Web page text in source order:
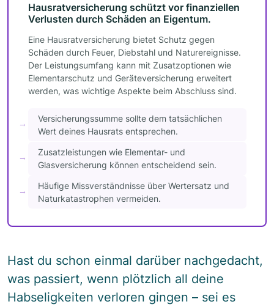
Hausratversicherung schützt vor finanziellen
Verlusten durch Schäden an Eigentum.
Eine Hausratversicherung bietet Schutz gegen
Schäden durch Feuer, Diebstahl und Naturereignisse.
Der Leistungsumfang kann mit Zusatzoptionen wie
Elementarschutz und Geräteversicherung erweitert
werden, was wichtige Aspekte beim Abschluss sind.
Versicherungssumme sollte dem tatsächlichen
Wert deines Hausrats entsprechen.
Zusatzleistungen wie Elementar- und
Glasversicherung können entscheidend sein.
Häufige Missverständnisse über Wertersatz und
Naturkatastrophen vermeiden.
Hast du schon einmal darüber nachgedacht,
was passiert, wenn plötzlich all deine
Habseligkeiten verloren gingen – sei es